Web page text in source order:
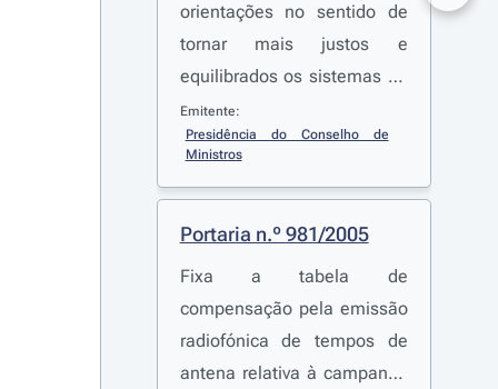
orientações no sentido de
tornar mais justos e
equilibrados os sistemas de
remunerações e pensões
nas empresas e institutos
Emitente:
Presidência do Conselho de
Ministros
Portaria n.º 981/2005
Fixa a tabela de
compensação pela emissão
radiofónica de tempos de
antena relativa à campanha